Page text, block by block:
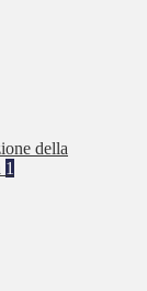
della
1